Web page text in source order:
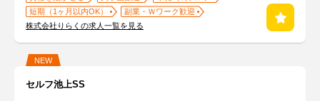
短期（1ヶ月以内OK）
副業・Ｗワーク歓迎
株式会社りらくの求人一覧を見る
NEW
セルフ池上SS